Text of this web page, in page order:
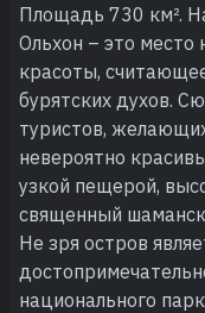
Площадь 730 км².
Ольхон – это место
красоты,
бурятских духов.
туристов,
невероятно
узкой пещерой,
священный
Не зря остров
национального